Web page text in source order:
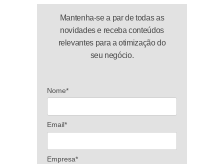
Mantenha-se a par de todas as
novidades e receba conteúdos
relevantes para a otimização do
seu negócio.
Nome*
Email*
Empresa*